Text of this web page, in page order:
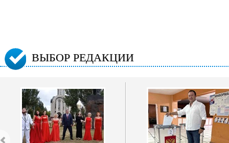
ВЫБОР РЕДАКЦИИ